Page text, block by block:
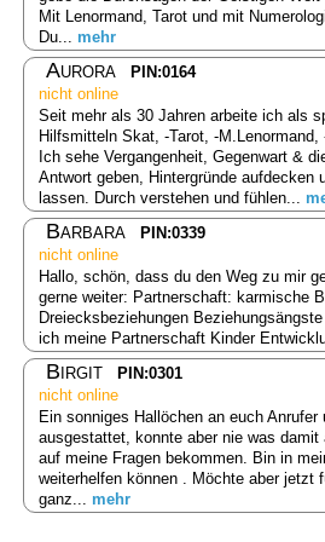
Mit Lenormand, Tarot und mit
Du... mehr
Aurora
PIN:0164
nicht online
Seit mehr als 30 Jahren arbeite ich als
Hilfsmitteln Skat, -Tarot, -M.Lenormand,
Ich sehe Vergangenheit, Gegenwart &
Antwort geben, Hintergründe aufdecken
lassen. Durch verstehen und fühlen...
Barbara
PIN:0339
nicht online
Hallo, schön, dass du den Weg zu mir
gerne weiter: Partnerschaft: karmische
Dreiecksbeziehungen
ich meine Partnerschaft Kinder
Birgit
PIN:0301
nicht online
Ein sonniges Hallöchen an euch
ausgestattet, konnte aber nie was
auf meine Fragen bekommen. Bin in
weiterhelfen können . Möchte aber jetzt
ganz... mehr